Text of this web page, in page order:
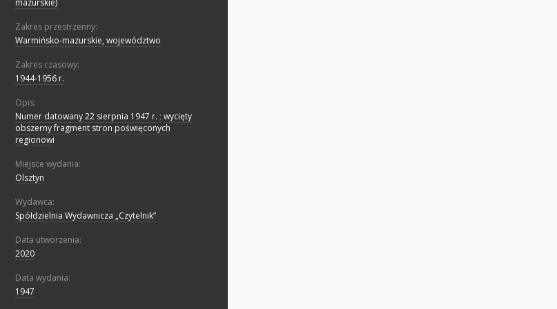
mazurskie)
Zakres przestrzenny:
Warmińsko-mazurskie, województwo
Zakres czasowy:
1944-1956 r.
Opis:
Numer datowany 22 sierpnia 1947 r. ; wycięty
obszerny fragment stron poświęconych
regionowi
Miejsce wydania:
Olsztyn
Wydawca:
Spółdzielnia Wydawnicza „Czytelnik”
Data utworzenia:
2020
Data wydania:
1947